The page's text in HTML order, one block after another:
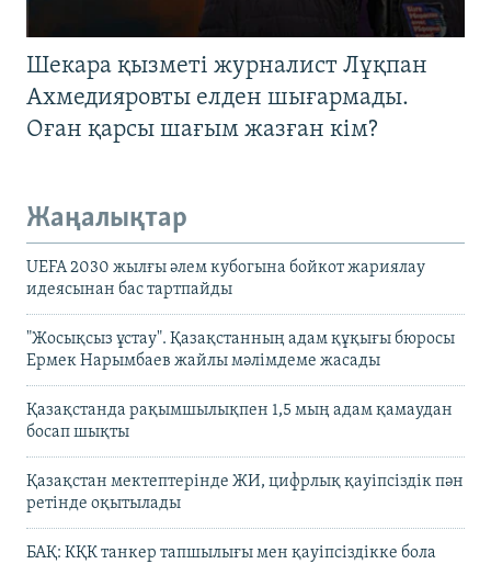
Шекара қызметі журналист Лұқпан
Ахмедияровты елден шығармады.
Оған қарсы шағым жазған кім?
Жаңалықтар
UEFA 2030 жылғы әлем кубогына бойкот жариялау
идеясынан бас тартпайды
"Жосықсыз ұстау". Қазақстанның адам құқығы бюросы
Ермек Нарымбаев жайлы мәлімдеме жасады
Қазақстанда рақымшылықпен 1,5 мың адам қамаудан
босап шықты
Қазақстан мектептерінде ЖИ, цифрлық қауіпсіздік пән
ретінде оқытылады
БАҚ: КҚК танкер тапшылығы мен қауіпсіздікке бола